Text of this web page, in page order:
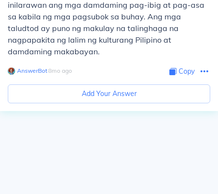
inilarawan ang mga damdaming pag-ibig at pag-asa
sa kabila ng mga pagsubok sa buhay. Ang mga
taludtod ay puno ng makulay na talinghaga na
nagpapakita ng lalim ng kulturang Pilipino at
damdaming makabayan.
AnswerBot∙8mo ago Copy
Add Your Answer